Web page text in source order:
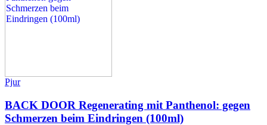
Pjur
BACK DOOR Regenerating mit Panthenol: gegen
Schmerzen beim Eindringen (100ml)